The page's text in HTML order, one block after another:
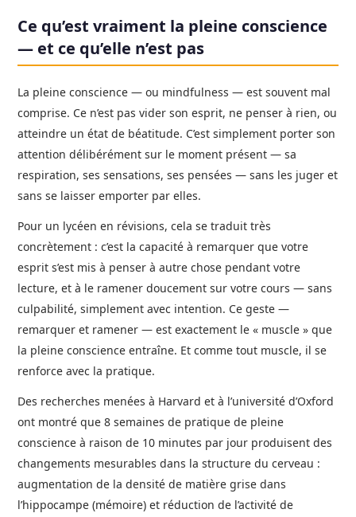
Ce qu’est vraiment la pleine conscience
— et ce qu’elle n’est pas
La pleine conscience — ou mindfulness — est souvent mal
comprise. Ce n’est pas vider son esprit, ne penser à rien, ou
atteindre un état de béatitude. C’est simplement porter son
attention délibérément sur le moment présent — sa
respiration, ses sensations, ses pensées — sans les juger et
sans se laisser emporter par elles.
Pour un lycéen en révisions, cela se traduit très
concrètement : c’est la capacité à remarquer que votre
esprit s’est mis à penser à autre chose pendant votre
lecture, et à le ramener doucement sur votre cours — sans
culpabilité, simplement avec intention. Ce geste —
remarquer et ramener — est exactement le « muscle » que
la pleine conscience entraîne. Et comme tout muscle, il se
renforce avec la pratique.
Des recherches menées à Harvard et à l’université d’Oxford
ont montré que 8 semaines de pratique de pleine
conscience à raison de 10 minutes par jour produisent des
changements mesurables dans la structure du cerveau :
augmentation de la densité de matière grise dans
l’hippocampe (mémoire) et réduction de l’activité de